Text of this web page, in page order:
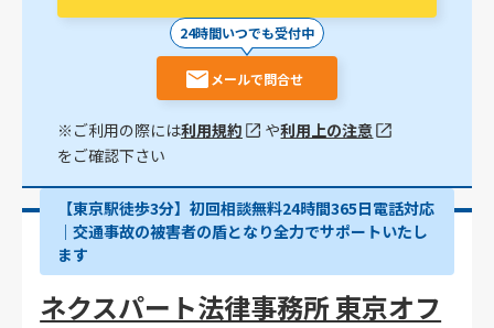
24時間いつでも受付中
メールで問合せ
※ご利用の際には利用規約 や利用上の注意
をご確認下さい
【東京駅徒歩3分】初回相談無料24時間365日電話対応
｜交通事故の被害者の盾となり全力でサポートいたし
ます
ネクスパート法律事務所 東京オフ